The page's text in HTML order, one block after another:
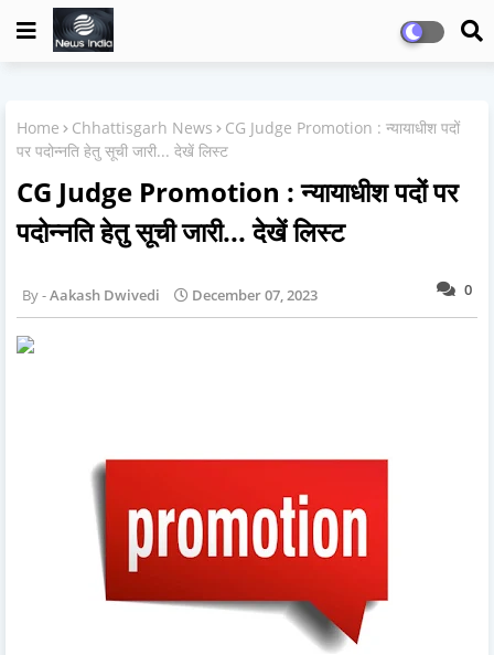
Home Chhattisgarh News
CG Judge Promotion : न्यायाधीश पदों
पर पदोन्नति हेतु सूची जारी... देखें लिस्ट
CG Judge Promotion : न्यायाधीश पदों पर
पदोन्नति हेतु सूची जारी... देखें लिस्ट
0
Aakash Dwivedi December 07, 2023